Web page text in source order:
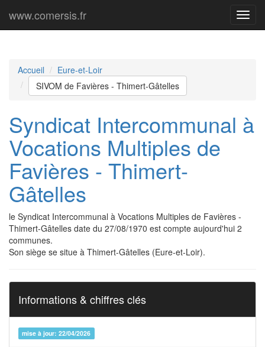
Menu
www.comersis.fr
Accueil
Eure-et-Loir
SIVOM de Favières - Thimert-Gâtelles
Syndicat Intercommunal à
Vocations Multiples de
Favières - Thimert-
Gâtelles
le Syndicat Intercommunal à Vocations Multiples de Favières -
Thimert-Gâtelles date du 27/08/1970 est compte aujourd'hui 2
communes.
Son siège se situe à Thimert-Gâtelles (Eure-et-Loir).
Informations & chiffres clés
mise à jour: 22/04/2026